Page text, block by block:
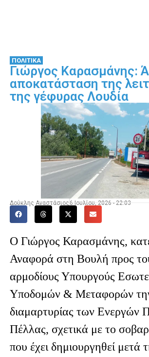
ΠΟΛΙΤΙΚΑ
Γιώργος Καρασμάνης:
αποκατάσταση της
της γέφυρας Λουδία
Δούκλης Αναστάσιος 6 Ιουλίου, 2026 - 22:03
Ο Γιώργος Καρασμάνης,
Αναφορά στη Βουλή προς
αρμοδίους Υπουργούς
Υποδομών & Μεταφορών
διαμαρτυρίας των Ενεργών
Πέλλας, σχετικά με το
που έχει δημιουργηθεί μετά